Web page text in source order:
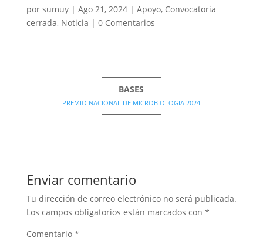
por sumuy| Ago 21, 2024| Apoyo, Convocatoria
cerrada, Noticia | 0 Comentarios
BASES
PREMIO NACIONAL DE MICROBIOLOGIA 2024
Enviar comentario
Tu dirección de correo electrónico no será publicada.
Los campos obligatorios están marcados con *
Comentario *